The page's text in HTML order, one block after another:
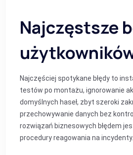
Najczęstsze
Najczęściej spotykane błędy to
testów po montażu, ignorowanie
domyślnych haseł, zbyt szeroki
przechowywanie danych bez
rozwiązań biznesowych błędem
procedury reagowania na incydenty.